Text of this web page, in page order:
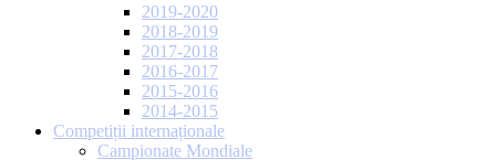
2019-2020
2018-2019
2017-2018
2016-2017
2015-2016
2014-2015
Competiții internaționale
Campionate Mondiale